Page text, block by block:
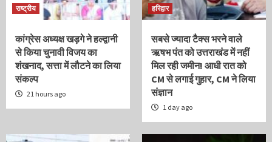
राष्ट्रीय
कांग्रेस अध्यक्ष खड़गे ने हल्द्वानी
से किया चुनावी विजय का
शंखनाद, सत्ता में लौटने का लिया
संकल्प
21 hours ago
हरिद्वार
सबसे ज्यादा टैक्स भरने वाले
ऋषभ पंत को उत्तराखंड में नहीं
मिल रही जमीन! आधी रात को
CM से लगाई गुहार, CM ने लिया
संज्ञान
1 day ago